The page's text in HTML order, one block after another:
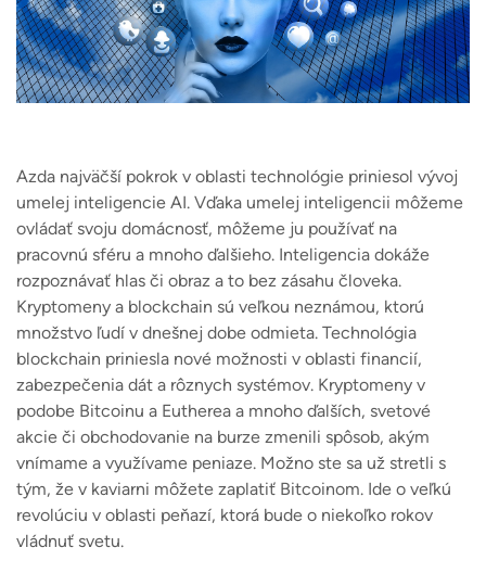
Azda najväčší pokrok v oblasti technológie priniesol vývoj
umelej inteligencie AI. Vďaka umelej inteligencii môžeme
ovládať svoju domácnosť, môžeme ju používať na
pracovnú sféru a mnoho ďalšieho. Inteligencia dokáže
rozpoznávať hlas či obraz a to bez zásahu človeka.
Kryptomeny a blockchain sú veľkou neznámou, ktorú
množstvo ľudí v dnešnej dobe odmieta. Technológia
blockchain priniesla nové možnosti v oblasti financií,
zabezpečenia dát a rôznych systémov. Kryptomeny v
podobe Bitcoinu a Eutherea a mnoho ďalších, svetové
akcie či obchodovanie na burze zmenili spôsob, akým
vnímame a využívame peniaze. Možno ste sa už stretli s
tým, že v kaviarni môžete zaplatiť Bitcoinom. Ide o veľkú
revolúciu v oblasti peňazí, ktorá bude o niekoľko rokov
vládnuť svetu.